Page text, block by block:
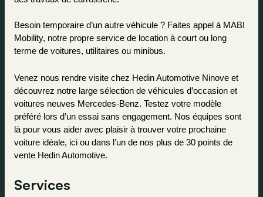
Besoin temporaire d’un autre véhicule ? Faites appel à MABI
Mobility, notre propre service de location à court ou long
terme de voitures, utilitaires ou minibus.
Venez nous rendre visite chez Hedin Automotive Ninove et
découvrez notre large sélection de véhicules d’occasion et
voitures neuves Mercedes-Benz. Testez votre modèle
préféré lors d’un essai sans engagement. Nos équipes sont
là pour vous aider avec plaisir à trouver votre prochaine
voiture idéale, ici ou dans l’un de nos plus de 30 points de
vente Hedin Automotive.
Services